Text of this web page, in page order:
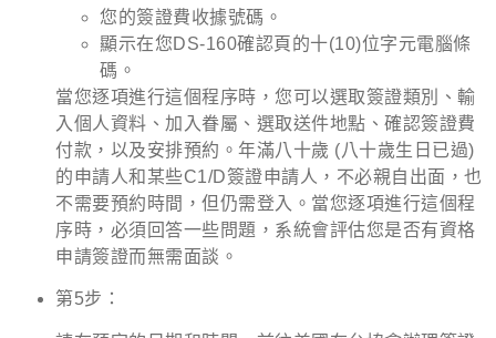
您的簽證費收據號碼。
顯示在您DS-160確認頁的十(10)位字元電腦條
碼。
當您逐項進行這個程序時，您可以選取簽證類別、輸
入個人資料、加入眷屬、選取送件地點、確認簽證費
付款，以及安排預約。年滿八十歲 (八十歲生日已過)
的申請人和某些C1/D簽證申請人，不必親自出面，也
不需要預約時間，但仍需登入。當您逐項進行這個程
序時，必須回答一些問題，系統會評估您是否有資格
申請簽證而無需面談。
第5步：